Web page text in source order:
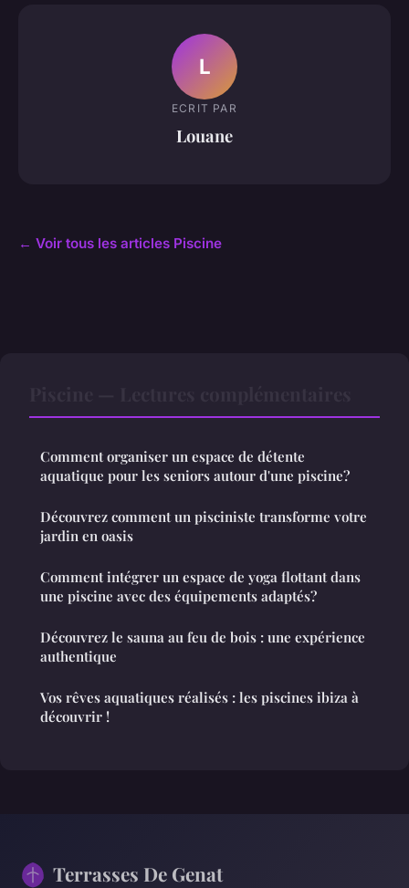
L
ECRIT PAR
Louane
← Voir tous les articles Piscine
Comment organiser un espace de détente
aquatique pour les seniors autour d'une piscine?
Découvrez comment un pisciniste transforme votre
jardin en oasis
Comment intégrer un espace de yoga flottant dans
une piscine avec des équipements adaptés?
Découvrez le sauna au feu de bois : une expérience
authentique
Vos rêves aquatiques réalisés : les piscines ibiza à
découvrir !
Terrasses De Genat